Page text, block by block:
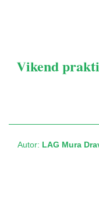
Vikend
Autor: LAG Mura